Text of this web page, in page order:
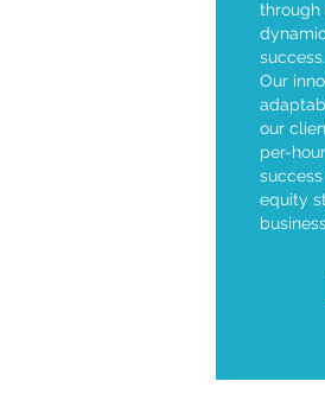
through
success.
Our
our
per-
equity